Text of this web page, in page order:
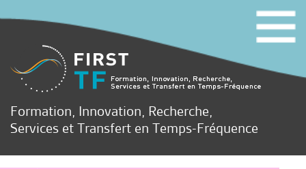
Formation, Innovation, Recherche,
Services et Transfert en Temps-Fréquence